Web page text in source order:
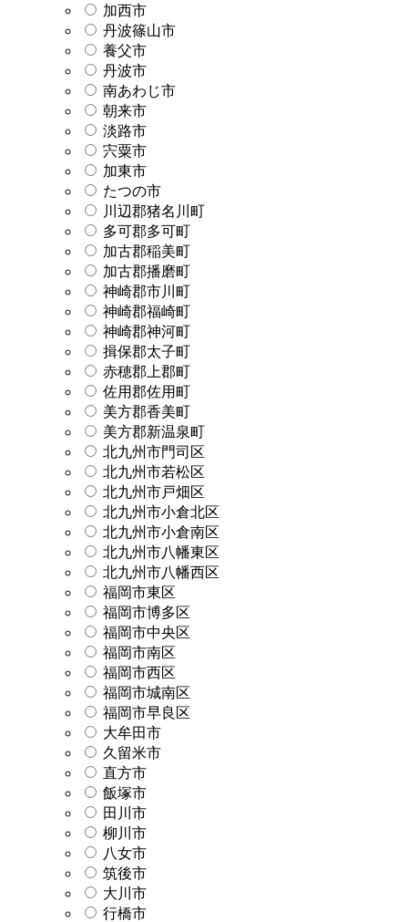
加西市
丹波篠山市
養父市
丹波市
南あわじ市
朝来市
淡路市
宍粟市
加東市
たつの市
川辺郡猪名川町
多可郡多可町
加古郡稲美町
加古郡播磨町
神崎郡市川町
神崎郡福崎町
神崎郡神河町
揖保郡太子町
赤穂郡上郡町
佐用郡佐用町
美方郡香美町
美方郡新温泉町
北九州市門司区
北九州市若松区
北九州市戸畑区
北九州市小倉北区
北九州市小倉南区
北九州市八幡東区
北九州市八幡西区
福岡市東区
福岡市博多区
福岡市中央区
福岡市南区
福岡市西区
福岡市城南区
福岡市早良区
大牟田市
久留米市
直方市
飯塚市
田川市
柳川市
八女市
筑後市
大川市
行橋市